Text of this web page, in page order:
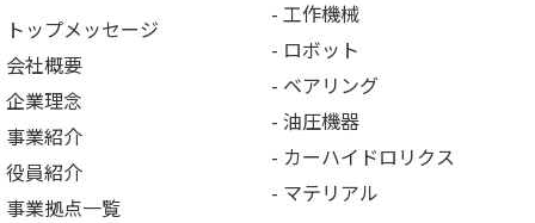
トップメッセージ
会社概要
企業理念
事業紹介
役員紹介
事業拠点一覧
工作機械
ロボット
ベアリング
油圧機器
カーハイドロリクス
マテリアル